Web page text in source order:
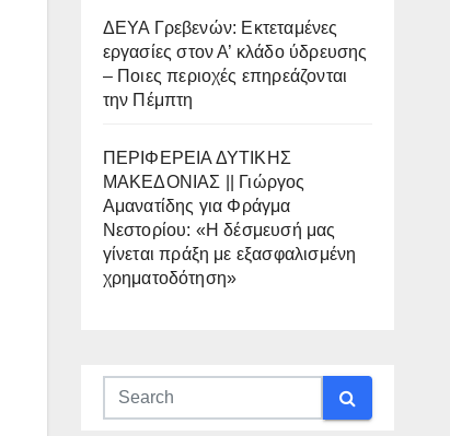
ΔΕΥΑ Γρεβενών: Εκτεταμένες
εργασίες στον Α’ κλάδο ύδρευσης
– Ποιες περιοχές επηρεάζονται
την Πέμπτη
ΠΕΡΙΦΕΡΕΙΑ ΔΥΤΙΚΗΣ
ΜΑΚΕΔΟΝΙΑΣ || Γιώργος
Αμανατίδης για Φράγμα
Νεστορίου: «Η δέσμευσή μας
γίνεται πράξη με εξασφαλισμένη
χρηματοδότηση»